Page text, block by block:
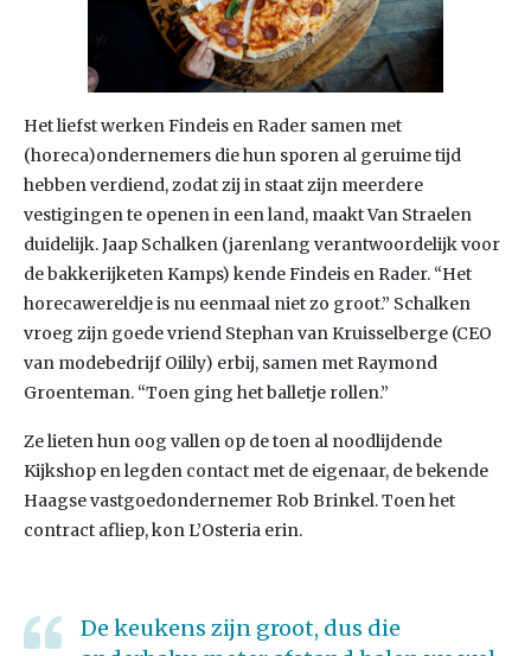
Het liefst werken Findeis en Rader samen met
(horeca)ondernemers die hun sporen al geruime tijd
hebben verdiend, zodat zij in staat zijn meerdere
vestigingen te openen in een land, maakt Van Straelen
duidelijk. Jaap Schalken (jarenlang verantwoordelijk voor
de bakkerijketen Kamps) kende Findeis en Rader. “Het
horecawereldje is nu eenmaal niet zo groot.” Schalken
vroeg zijn goede vriend Stephan van Kruisselberge (CEO
van modebedrijf Oilily) erbij, samen met Raymond
Groenteman. “Toen ging het balletje rollen.”
Ze lieten hun oog vallen op de toen al noodlijdende
Kijkshop en legden contact met de eigenaar, de bekende
Haagse vastgoedondernemer Rob Brinkel. Toen het
contract afliep, kon L’Osteria erin.
De keukens zijn groot, dus die